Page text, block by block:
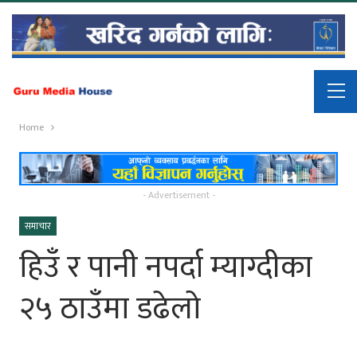
Home
- Advertisement -
समाचार
हिउँ र पानी नपर्दा म्याग्दीका
२५ ठाउँमा डढेलो